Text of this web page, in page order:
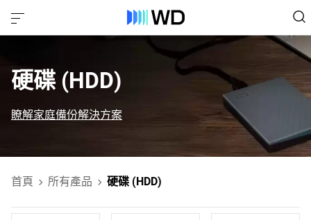
硬碟 (HDD)‎
瞭解家庭備份解決方案
首頁 所有產品 硬碟 (HDD)